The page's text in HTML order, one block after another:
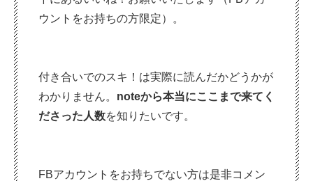
ウントをお持ちの方限定）。
付き合いでのスキ！は実際に読んだかどうかが
わかりません。 noteから本当にここまで来てく
ださった人数を知りたいです。
FBアカウントをお持ちでない方は是非コメン